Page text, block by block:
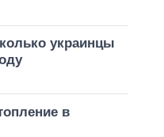
украинцы
в